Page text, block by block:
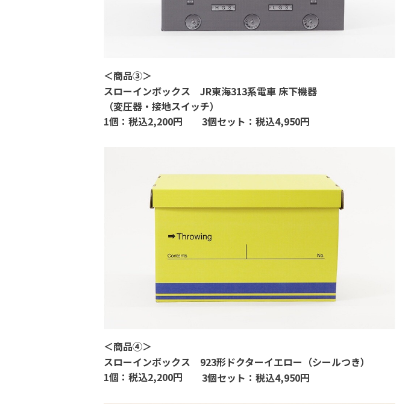
＜商品③＞
スローインボックス JR東海313系電車 床下機器
（変圧器・接地スイッチ）
1個： 税込2,200円 3個セット：税込4,950円
＜商品④＞
スローインボックス 923形ドクターイエロー（シールつき）
1個：税込2,200円 3個セット：税込4,950円